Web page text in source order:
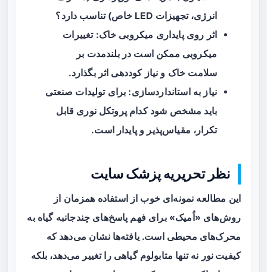
انرژی، تجهیزات LED خاص) تناسب دارد؟
اثر روی پایداری میکروبی خاک: تغییرات
میکروبی ممکن است در بلندمدت بر
سلامت خاک و نیاز کوددهی اثر بگذارد.
نیاز به استانداردسازی: برای تولیدات صنعتی
باید مشخص شود کدام پروتکل نوری قابل
تکرار، مقیاس‌پذیر و پایدار است.
نظر تحریریه پزشک سایت
این مطالعه نمونه‌ای خوب از استفاده همزمان از
روش‌های «اُمیک» برای فهم پاسخ‌های چندجانبه گیاه به
محرک‌های محیطی است. یافته‌ها نشان می‌دهد که
کیفیت نور نه تنها متابولوم گیاهی را تغییر می‌دهد، بلکه